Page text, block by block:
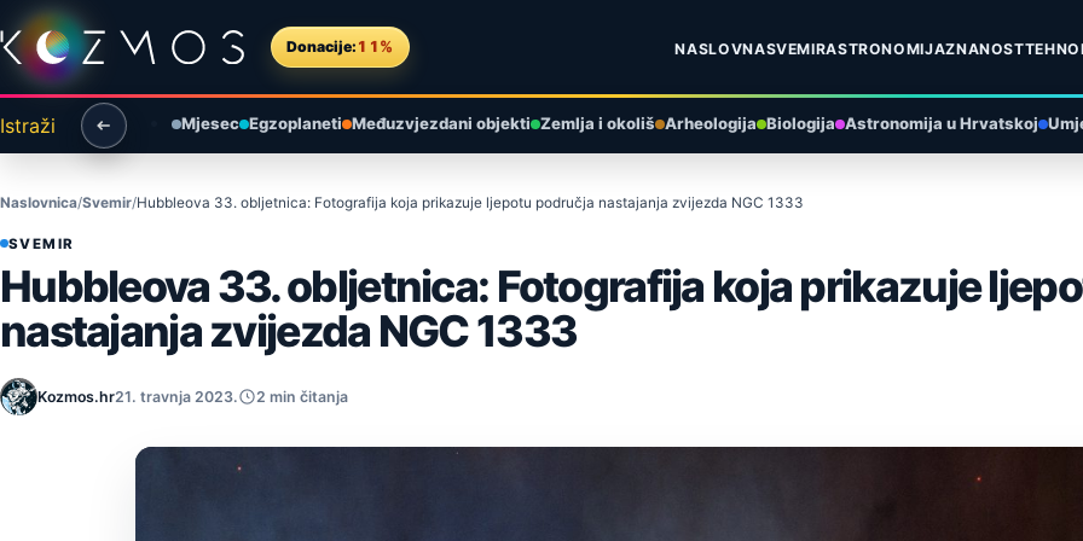
Preskoči na sadržaj
Donacije: 11% NASLOVNASVEMIRASTRONOMIJAZNANOST
Istraži Mjesec Egzoplaneti Međuzvjezdani objekti Zemlja i okoliš Arheologija Biologija Astronomija u Hrvatskoj
Naslovnica Svemir Hubbleova 33. obljetnica: Fotografija koja prikazuje ljepotu područja nastajanja zvijezda NGC 1333
SVEMIR
Hubbleova 33. obljetnica: Fotografija koja prikazuje
nastajanja zvijezda NGC 1333
Kozmos.hr21. travnja 2023. 2 min čitanja